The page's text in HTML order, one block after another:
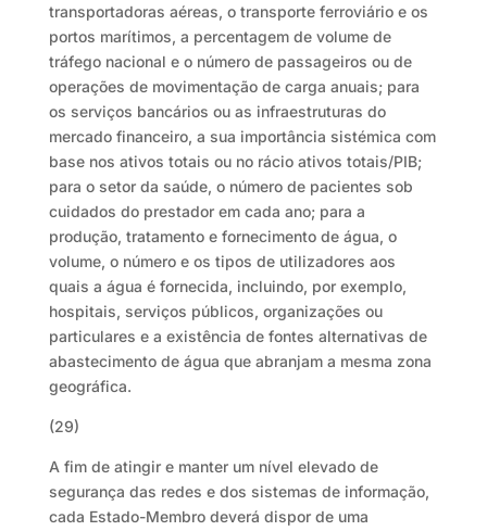
transportadoras aéreas, o transporte ferroviário e os
portos marítimos, a percentagem de volume de
tráfego nacional e o número de passageiros ou de
operações de movimentação de carga anuais; para
os serviços bancários ou as infraestruturas do
mercado financeiro, a sua importância sistémica com
base nos ativos totais ou no rácio ativos totais/PIB;
para o setor da saúde, o número de pacientes sob
cuidados do prestador em cada ano; para a
produção, tratamento e fornecimento de água, o
volume, o número e os tipos de utilizadores aos
quais a água é fornecida, incluindo, por exemplo,
hospitais, serviços públicos, organizações ou
particulares e a existência de fontes alternativas de
abastecimento de água que abranjam a mesma zona
geográfica.
(29)
A fim de atingir e manter um nível elevado de
segurança das redes e dos sistemas de informação,
cada Estado-Membro deverá dispor de uma